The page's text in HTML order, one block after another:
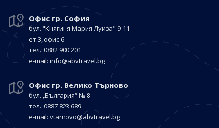
Офис гр. София
бул. "Княгиня Мария Луиза" 9-11
ет.3, офис 6
тел.: 0882 900 201
е-mail: info@abvtravel.bg
Офис гр. Велико Търново
бул. „България“ № 8
тел.: 0887 823 689
е-mail: vtarnovo@abvtravel.bg